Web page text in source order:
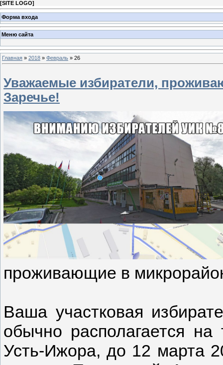
[SITE LOGO]
Форма входа
Меню сайта
Главная » 2018 » Февраль » 26
Уважаемые избиратели,
Заречье!
проживающие в
Ваша участковая
обычно располагается
Усть-Ижора, до 12 марта